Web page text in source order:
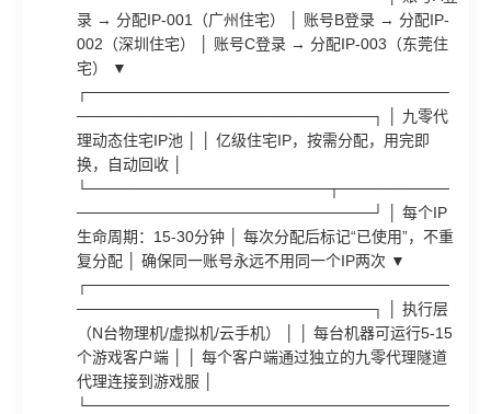
录 → 分配IP-001（广州住宅） │ 账号B登录 → 分配IP-
002（深圳住宅） │ 账号C登录 → 分配IP-003（东莞住
宅） ▼
┌─────────────────────────────────
───────────────────────────┐ │ 九零代
理动态住宅IP池 │ │ 亿级住宅IP，按需分配，用完即
换，自动回收 │
└──────────────────────┬──────────
───────────────────────────┘ │ 每个IP
生命周期：15-30分钟 │ 每次分配后标记“已使用”，不重
复分配 │ 确保同一账号永远不用同一个IP两次 ▼
┌─────────────────────────────────
───────────────────────────┐ │ 执行层
（N台物理机/虚拟机/云手机） │ │ 每台机器可运行5-15
个游戏客户端 │ │ 每个客户端通过独立的九零代理隧道
代理连接到游戏服 │
└─────────────────────────────────